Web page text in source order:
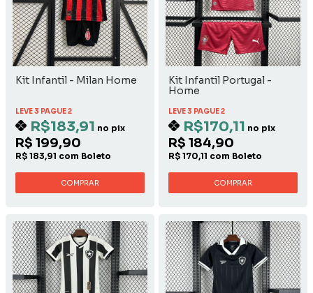
Kit Infantil - Milan Home
LEVE 3 PAGUE 2
R$183,91 no pix
R$ 199,90
R$ 183,91 com Boleto
COMPRAR
Kit Infantil Portugal -
Home
LEVE 3 PAGUE 2
R$170,11 no pix
R$ 184,90
R$ 170,11 com Boleto
COMPRAR